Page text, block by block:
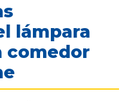
lámpara
comedor